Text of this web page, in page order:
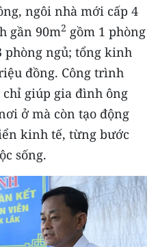
Bắc
và Tây
ngôi nhà mới cấp 4
gần 90m2 gồm 1 phòng
phòng ngủ; tổng kinh
đồng. Công trình
giúp gia đình ông
ở mà còn tạo động
kinh tế, từng bước
sống.